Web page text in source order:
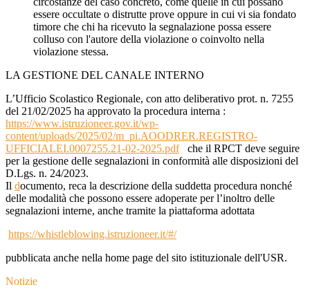
essere occultate o distrutte prove oppure in cui vi sia fondato
timore che chi ha ricevuto la segnalazione possa essere
colluso con l'autore della violazione o coinvolto nella
violazione stessa.
LA GESTIONE DEL CANALE INTERNO
L’Ufficio Scolastico Regionale, con atto deliberativo prot. n. 7255
del 21/02/2025 ha approvato la procedura interna :
https://www.istruzioneer.gov.it/wp-
content/uploads/2025/02/m_pi.AOODRER.REGISTRO-
UFFICIALEI.0007255.21-02-2025.pdf
che il RPCT deve seguire
per la gestione delle segnalazioni in conformità alle disposizioni del
D.Lgs. n. 24/2023.
Il documento, reca la descrizione della suddetta procedura nonché
delle modalità che possono essere adoperate per l’inoltro delle
segnalazioni interne, anche tramite la piattaforma adottata
https://whistleblowing.istruzioneer.it/#/
pubblicata anche nella home page del sito istituzionale dell'USR.
Notizie